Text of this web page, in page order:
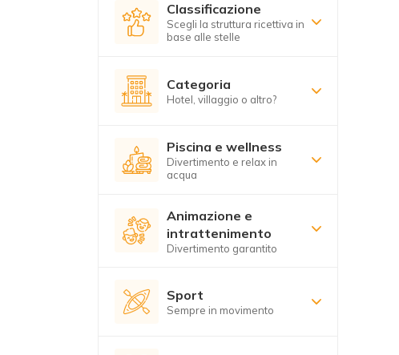
Classificazione
Scegli la struttura ricettiva in
base alle stelle
Categoria
Hotel, villaggio o altro?
Piscina e wellness
Divertimento e relax in
acqua
Animazione e
intrattenimento
Divertimento garantito
Sport
Sempre in movimento